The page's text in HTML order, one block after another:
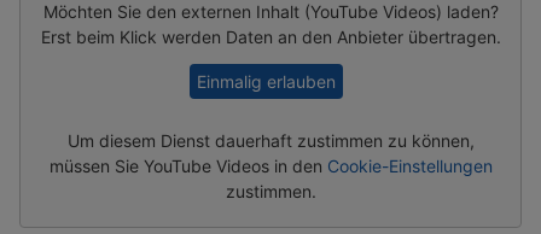
Möchten Sie den externen Inhalt (YouTube Videos) laden?
Erst beim Klick werden Daten an den Anbieter übertragen.
Einmalig erlauben
Um diesem Dienst dauerhaft zustimmen zu können,
müssen Sie YouTube Videosin den Cookie-Einstellungen
zustimmen.